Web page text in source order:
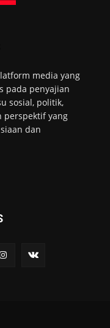
media yang
pada penyajian
sosial, politik,
perspektif yang
dan